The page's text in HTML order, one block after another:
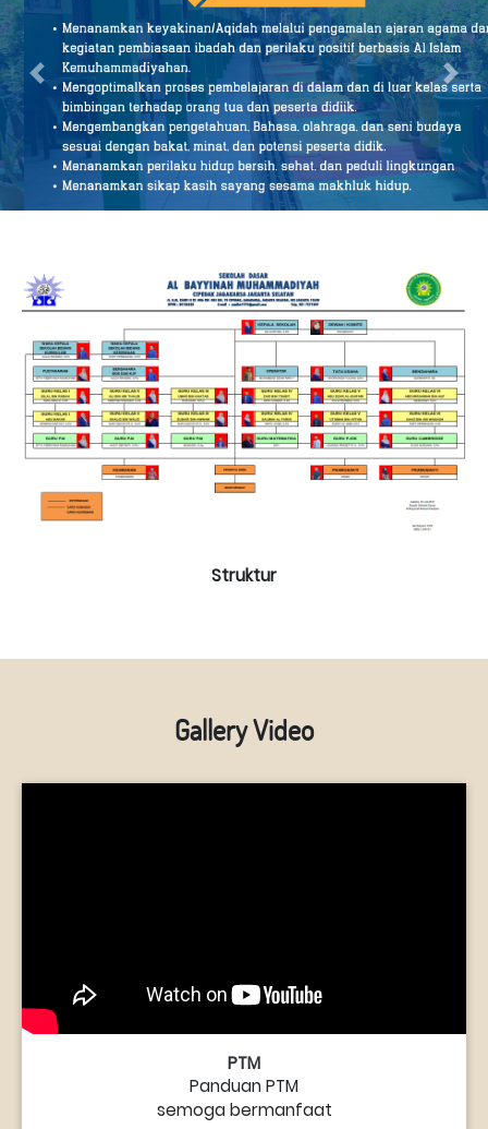
Previous Next
Struktur
Gallery Video
PTM
Panduan PTM
semoga bermanfaat